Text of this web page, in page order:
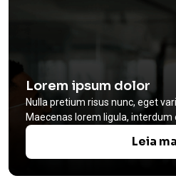
Lorem ipsum dolor
Nulla pretium risus nunc, eget
Maecenas lorem ligula, interdum
Leia